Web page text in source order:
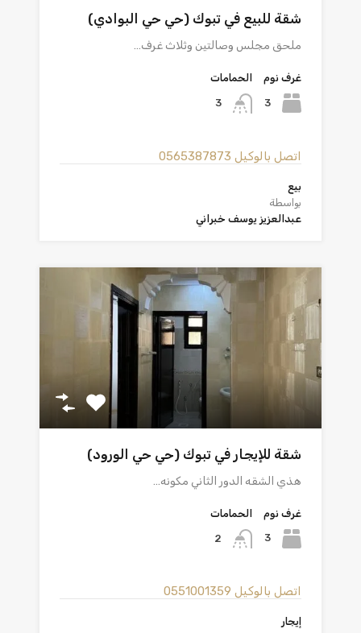
شقة للبيع في تبوك (حي حي البوادي)
ملحق مجلس وصالتين وثلاث غرف…
غرف نوم
3
الحمامات
3
اتصل بالوكيل 0565387873
بيع
بواسطة
عبدالعزيز يوسف خبراني
شقة للإيجار في تبوك (حي حي الورود)
هذي الشقه الدور الثاني مكونه…
غرف نوم
3
الحمامات
2
اتصل بالوكيل 0551001359
إيجار